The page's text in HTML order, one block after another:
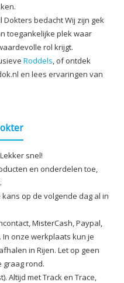
bedacht Wij zijn gek
toegankelijke plek waar
rol krijgt.
Roddels , of ontdek
en lees ervaringen van
snel!
en onderdelen toe,
op de volgende dag al in
MisterCash, Paypal,
In onze werkplaats kun je
in Rijen. Let op geen
graag rond.
Altijd met Track en Trace,